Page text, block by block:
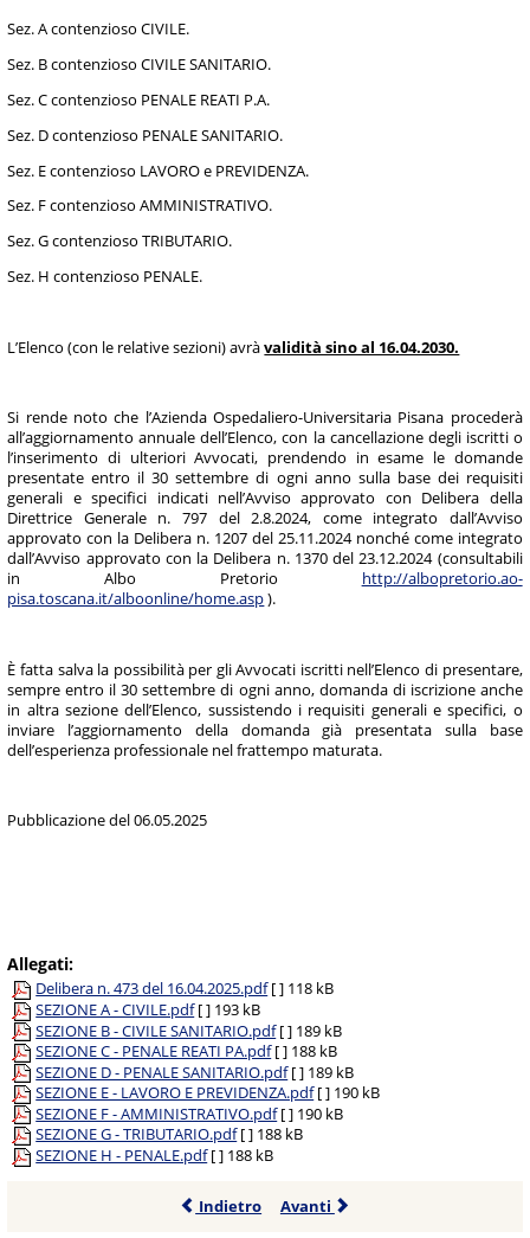
Sez. A contenzioso CIVILE.
Sez. B contenzioso CIVILE SANITARIO.
Sez. C contenzioso PENALE REATI P.A.
Sez. D contenzioso PENALE SANITARIO.
Sez. E contenzioso LAVORO e PREVIDENZA.
Sez. F contenzioso AMMINISTRATIVO.
Sez. G contenzioso TRIBUTARIO.
Sez. H contenzioso PENALE.
L’Elenco (con le relative sezioni) avràvalidità sino al 16.04.2030.
Si rende noto che l’Azienda Ospedaliero-Universitaria Pisana procederà
all’aggiornamento annuale dell’Elenco, con la cancellazione degli iscritti o
l’inserimento di ulteriori Avvocati, prendendo in esame le domande
presentate entro il 30 settembre di ogni anno sulla base dei requisiti
generali e specifici indicati nell’Avviso approvato con Delibera della
Direttrice Generale n. 797 del 2.8.2024, come integrato dall’Avviso
approvato con la Delibera n. 1207 del 25.11.2024 nonché come integrato
dall’Avviso approvato con la Delibera n. 1370 del 23.12.2024 (consultabili
in Albo Pretorio http://albopretorio.ao-
pisa.toscana.it/alboonline/home.asp).
È fatta salva la possibilità per gli Avvocati iscritti nell’Elenco di presentare,
sempre entro il 30 settembre di ogni anno, domanda di iscrizione anche
in altra sezione dell’Elenco, sussistendo i requisiti generali e specifici, o
inviare l’aggiornamento della domanda già presentata sulla base
dell’esperienza professionale nel frattempo maturata.
Pubblicazione del 06.05.2025
Allegati:
Delibera n. 473 del 16.04.2025.pdf [ ] 118 kB
SEZIONE A - CIVILE.pdf [ ] 193 kB
SEZIONE B - CIVILE SANITARIO.pdf [ ] 189 kB
SEZIONE C - PENALE REATI PA.pdf [ ] 188 kB
SEZIONE D - PENALE SANITARIO.pdf [ ] 189 kB
SEZIONE E - LAVORO E PREVIDENZA.pdf [ ] 190 kB
SEZIONE F - AMMINISTRATIVO.pdf [ ] 190 kB
SEZIONE G - TRIBUTARIO.pdf [ ] 188 kB
SEZIONE H - PENALE.pdf [ ] 188 kB
Indietro Avanti